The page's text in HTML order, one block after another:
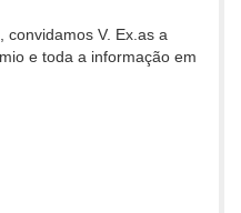
convidamos V. Ex.as a
e toda a informação em